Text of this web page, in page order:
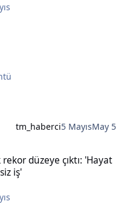
tm_haberci5 MayısMay 5
düzeye çıktı: 'Hayat
iş'